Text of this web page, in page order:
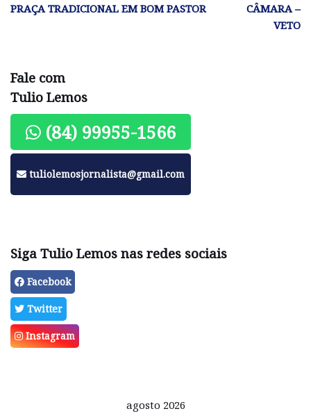
PRAÇA TRADICIONAL EM BOM PASTOR
CÂMARA –
VETO
Fale com
Tulio Lemos
(84) 99955-1566
tuliolemosjornalista@gmail.com
Siga Tulio Lemos nas redes sociais
Facebook
Twitter
Instagram
agosto 2026